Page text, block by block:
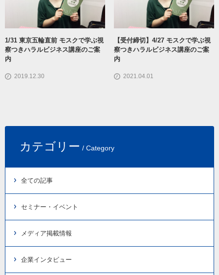
1/31 東京五輪直前 モスクで学ぶ視
察つきハラルビジネス講座のご案
内
2019.12.30
【受付締切】4/27 モスクで学ぶ視
察つきハラルビジネス講座のご案
内
2021.04.01
カテゴリー / Category
全ての記事
セミナー・イベント
メディア掲載情報
企業インタビュー